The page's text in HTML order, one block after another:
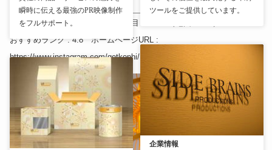
GET KOPHÏ
〒135-0015 東京都 江東区千石２丁目１１−８
おすすめランク
: 4.8 ホームページURL :
https://www.instagram.com/getkophi/
ツールをご提供しています。
瞬時に伝える最強のPR映像制作
をフルサポート。
企業情報